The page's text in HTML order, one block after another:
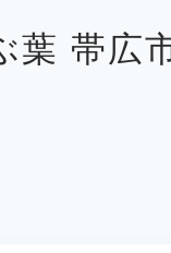
葉 帯